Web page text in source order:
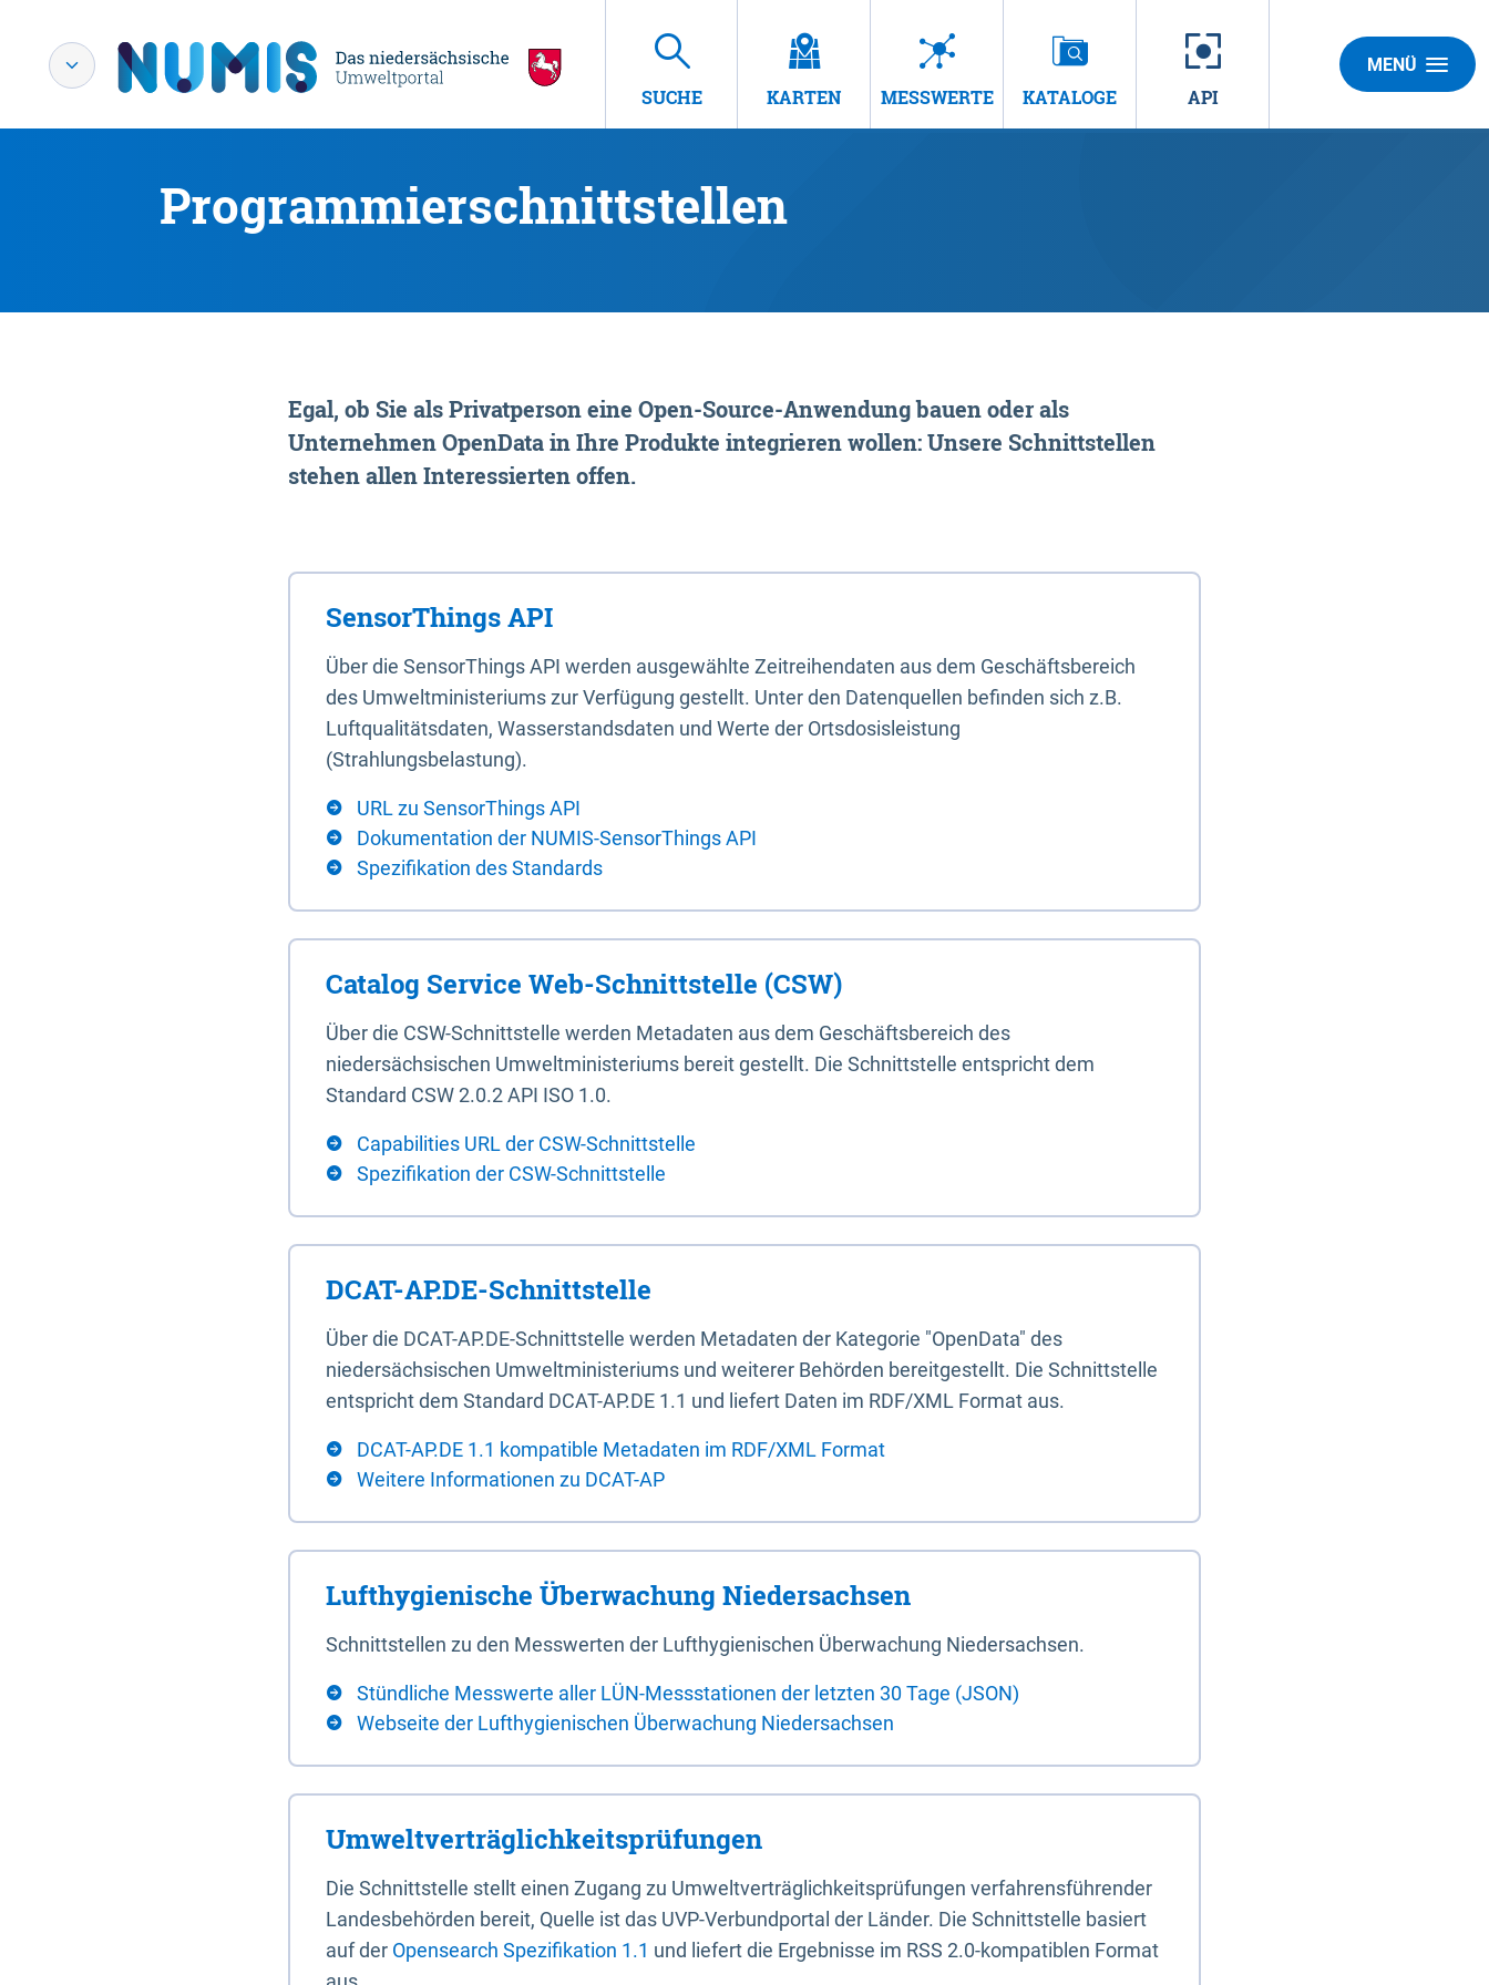
SUCHE KARTEN MESSWERTE KATALOGE API
MENÜ
Programmierschnittstellen
Egal, ob Sie als Privatperson eine Open-Source-Anwendung bauen oder als
Unternehmen OpenData in Ihre Produkte integrieren wollen: Unsere Schnittstellen
stehen allen Interessierten offen.
SensorThings API
Über die SensorThings API werden ausgewählte Zeitreihendaten aus dem Geschäftsbereich
des Umweltministeriums zur Verfügung gestellt. Unter den Datenquellen befinden sich z.B.
Luftqualitätsdaten, Wasserstandsdaten und Werte der Ortsdosisleistung
(Strahlungsbelastung).
URL zu SensorThings API
Dokumentation der NUMIS-SensorThings API
Spezifikation des Standards
Catalog Service Web-Schnittstelle (CSW)
Über die CSW-Schnittstelle werden Metadaten aus dem Geschäftsbereich des
niedersächsischen Umweltministeriums bereit gestellt. Die Schnittstelle entspricht dem
Standard CSW 2.0.2 API ISO 1.0.
Capabilities URL der CSW-Schnittstelle
Spezifikation der CSW-Schnittstelle
DCAT-AP.DE-Schnittstelle
Über die DCAT-AP.DE-Schnittstelle werden Metadaten der Kategorie "OpenData" des
niedersächsischen Umweltministeriums und weiterer Behörden bereitgestellt. Die Schnittstelle
entspricht dem Standard DCAT-AP.DE 1.1 und liefert Daten im RDF/XML Format aus.
DCAT-AP.DE 1.1 kompatible Metadaten im RDF/XML Format
Weitere Informationen zu DCAT-AP
Lufthygienische Überwachung Niedersachsen
Schnittstellen zu den Messwerten der Lufthygienischen Überwachung Niedersachsen.
Stündliche Messwerte aller LÜN-Messstationen der letzten 30 Tage (JSON)
Webseite der Lufthygienischen Überwachung Niedersachsen
Umweltverträglichkeitsprüfungen
Die Schnittstelle stellt einen Zugang zu Umweltverträglichkeitsprüfungen verfahrensführender
Landesbehörden bereit, Quelle ist das UVP-Verbundportal der Länder. Die Schnittstelle basiert
auf der Opensearch Spezifikation 1.1 und liefert die Ergebnisse im RSS 2.0-kompatiblen Format